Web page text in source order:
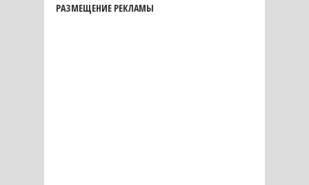
РАЗМЕЩЕНИЕ РЕКЛАМЫ